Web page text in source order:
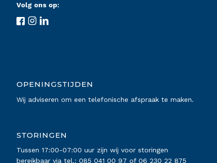
Volg ons op:
OPENINGSTIJDEN
Wij adviseren om een telefonische afspraak te maken.
STORINGEN
Tussen 17:00-07:00 uur zijn wij voor storingen
bereikbaar via tel.: 085 041 00 97 of 06 230 22 875